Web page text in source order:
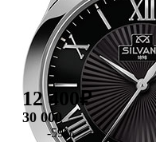
12 400₽
30 000
-59%